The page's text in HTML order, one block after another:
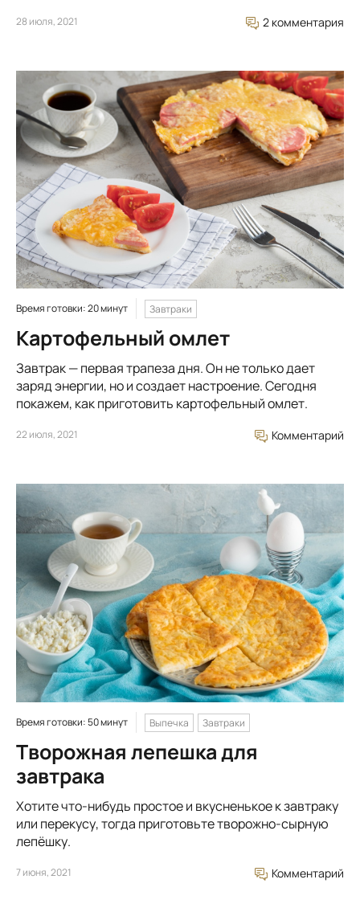
28 июля, 2021 2 комментария
Время готовки: 20 минут Завтраки
Картофельный омлет
Завтрак — первая трапеза дня. Он не только дает
заряд энергии, но и создает настроение. Сегодня
покажем, как приготовить картофельный омлет.
22 июля, 2021 Комментарий
Время готовки: 50 минут Выпечка Завтраки
Творожная лепешка для
завтрака
Хотите что-нибудь простое и вкусненькое к завтраку
или перекусу, тогда приготовьте творожно-сырную
лепёшку.
7 июня, 2021 Комментарий